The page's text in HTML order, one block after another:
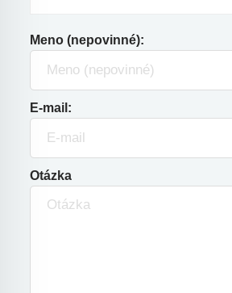
Meno (nepovinné):
E-mail:
Otázka